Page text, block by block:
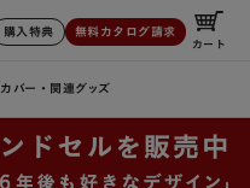
購入特典 無料カタログ請求
カート
カバー・関連グッズ